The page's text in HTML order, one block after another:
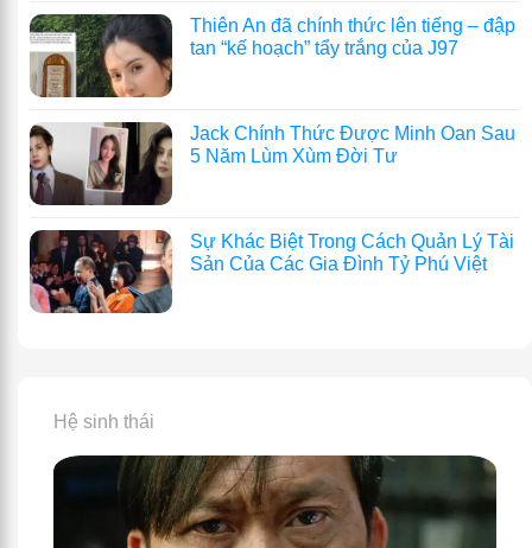
Thiên An đã chính thức lên tiếng – đập
tan “kế hoạch” tẩy trắng của J97
Jack Chính Thức Được Minh Oan Sau
5 Năm Lùm Xùm Đời Tư
Sự Khác Biệt Trong Cách Quản Lý Tài
Sản Của Các Gia Đình Tỷ Phú Việt
Hệ sinh thái